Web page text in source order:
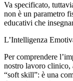
Va specificato,
non è un parametro
educativi che
L’Intelligenza
Per comprendere
nostro lavoro clinico,
“soft skill”: è una